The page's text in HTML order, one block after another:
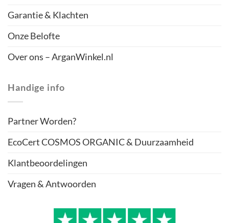
Garantie & Klachten
Onze Belofte
Over ons – ArganWinkel.nl
Handige info
Partner Worden?
EcoCert COSMOS ORGANIC & Duurzaamheid
Klantbeoordelingen
Vragen & Antwoorden